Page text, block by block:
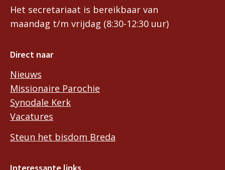
Het secretariaat is bereikbaar van
maandag t/m vrijdag (8:30-12:30 uur)
Direct naar
Nieuws
Missionaire Parochie
Synodale Kerk
Vacatures
Steun het bisdom Breda